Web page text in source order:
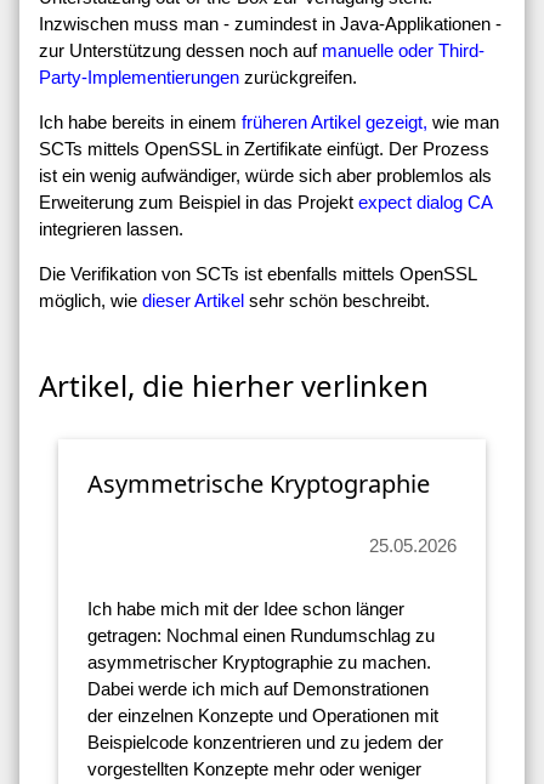
Inzwischen muss man - zumindest in Java-Applikationen -
zur Unterstützung dessen noch auf manuelle oder Third-
Party-Implementierungen zurückgreifen.
Ich habe bereits in einem früheren Artikel gezeigt, wie man
SCTs mittels OpenSSL in Zertifikate einfügt. Der Prozess
ist ein wenig aufwändiger, würde sich aber problemlos als
Erweiterung zum Beispiel in das Projekt expect dialog CA
integrieren lassen.
Die Verifikation von SCTs ist ebenfalls mittels OpenSSL
möglich, wie dieser Artikel sehr schön beschreibt.
Artikel, die hierher verlinken
Asymmetrische Kryptographie
25.05.2026
Ich habe mich mit der Idee schon länger
getragen: Nochmal einen Rundumschlag zu
asymmetrischer Kryptographie zu machen.
Dabei werde ich mich auf Demonstrationen
der einzelnen Konzepte und Operationen mit
Beispielcode konzentrieren und zu jedem der
vorgestellten Konzepte mehr oder weniger